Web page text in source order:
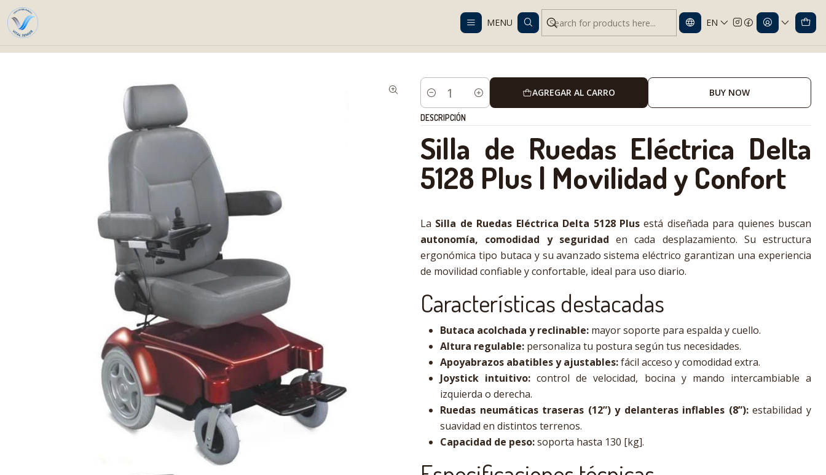
MENU EN
Despacho gratis en RM desde $100.000. Revisa las condiciones.
Silla de Ruedas Eléctrica Delta 5128 Plus | Movilidad y confort
Cantidad
AGREGAR AL CARRO BUY NOW
DESCRIPCIÓN
Silla de Ruedas Eléctrica Delta
5128 Plus | Movilidad y Confort
La Silla de Ruedas Eléctrica Delta 5128 Plusestá diseñada para quienes buscan
autonomía, comodidad y seguridad en cada desplazamiento. Su estructura
ergonómica tipo butaca y su avanzado sistema eléctrico garantizan una experiencia
de movilidad confiable y confortable, ideal para uso diario.
Características destacadas
Butaca acolchada y reclinable: mayor soporte para espalda y cuello.
Altura regulable: personaliza tu postura según tus necesidades.
Apoyabrazos abatibles y ajustables:fácil acceso y comodidad extra.
Joystick intuitivo: control de velocidad, bocina y mando intercambiable a
izquierda o derecha.
Ruedas neumáticas traseras (12”) y delanteras inflables (8”):estabilidad y
suavidad en distintos terrenos.
Capacidad de peso:soporta hasta 130 [kg].